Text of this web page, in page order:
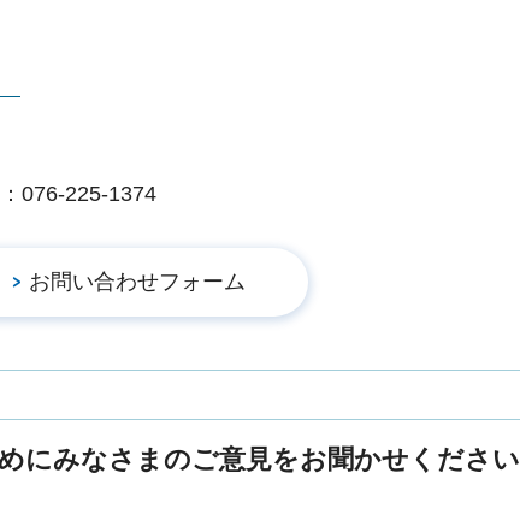
076-225-1374
にみなさまのご意見をお聞かせください